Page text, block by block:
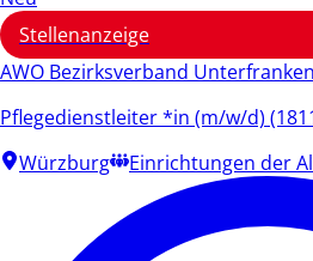
Stellenanzeige
AWO Bezirksverband
Pflegedienstleiter *in (m/w/d)
Würzburg
Einrichtungen der